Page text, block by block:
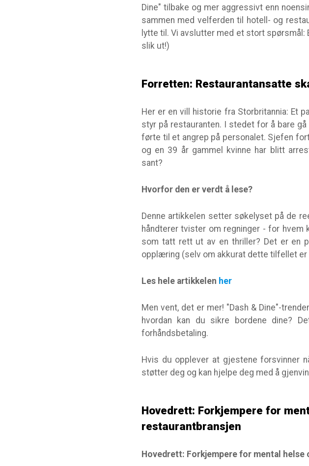
Dine" tilbake og mer aggressivt enn
sammen med velferden til hotell- og
lytte til. Vi avslutter med et stort spørsmål:
slik ut!)
Forretten: Restaurantansatte
Her er en vill historie fra Storbritannia: Et
styr på restauranten. I stedet for å bare
førte til et angrep på personalet. Sjefen
og en 39 år gammel kvinne har blitt
sant?
Hvorfor den er verdt å lese?
Denne artikkelen setter søkelyset på de
håndterer tvister om regninger - for hvem
som tatt rett ut av en thriller? Det er en
opplæring (selv om akkurat dette tilfellet
Les hele artikkelen her
Men vent, det er mer! "Dash & Dine"-
hvordan kan du sikre bordene dine?
forhåndsbetaling.
Hvis du opplever at gjestene forsvinner
støtter deg og kan hjelpe deg med å
Hovedrett: Forkjempere for
restaurantbransjen
Hovedrett: Forkjempere for mental